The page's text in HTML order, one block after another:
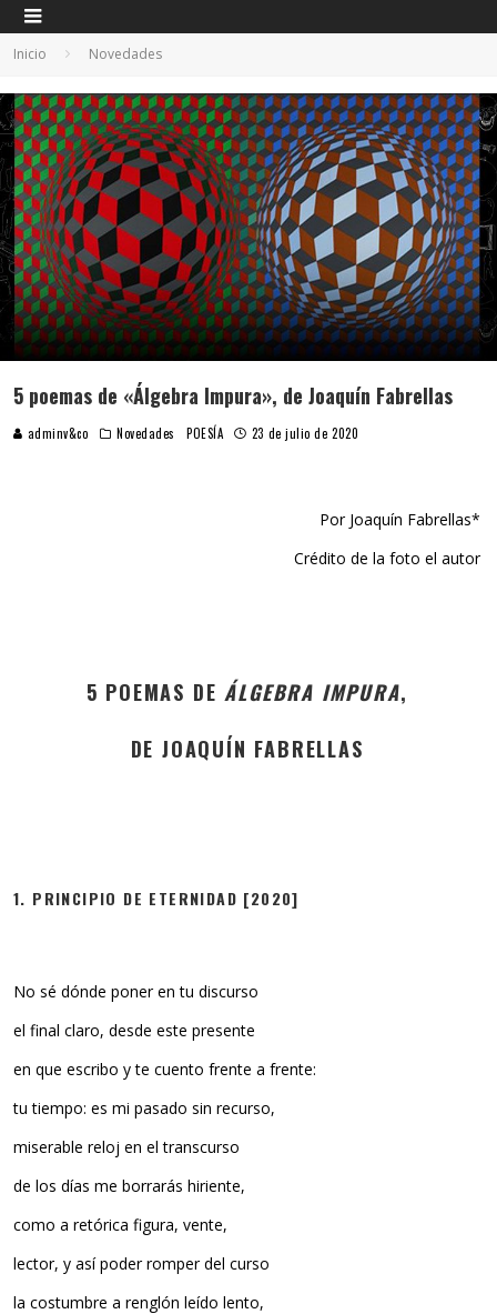
Inicio Novedades
5 poemas de «Álgebra Impura», de Joaquín Fabrellas
adminv&co Novedades POESÍA 23 de julio de 2020
Por Joaquín Fabrellas*
Crédito de la foto el autor
5 POEMAS DE ÁLGEBRA IMPURA,
DE JOAQUÍN FABRELLAS
1. PRINCIPIO DE ETERNIDAD [2020]
No sé dónde poner en tu discurso
el final claro, desde este presente
en que escribo y te cuento frente a frente:
tu tiempo: es mi pasado sin recurso,
miserable reloj en el transcurso
de los días me borrarás hiriente,
como a retórica figura, vente,
lector, y así poder romper del curso
la costumbre a renglón leído lento,